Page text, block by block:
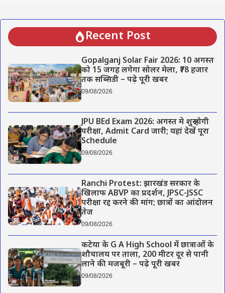
Recent Post
Gopalganj Solar Fair 2026: 10 अगस्त
को 15 जगह लगेगा सोलर मेला, ₹78 हजार
तक सब्सिडी – पढ़े पूरी खबर
09/08/2026
JPU BEd Exam 2026: अगस्त मे शुरू होगी
परीक्षा, Admit Card जारी; यहां देखें पूरा
Schedule
09/08/2026
Ranchi Protest: झारखंड सरकार के
खिलाफ ABVP का प्रदर्शन, JPSC-JSSC
परीक्षा रद्द करने की मांग; छात्रों का आंदोलन
तेज
09/08/2026
कटेया के G A High School में छात्राओं के
शौचालय पर ताला, 200 मीटर दूर से पानी
लाने की मजबूरी – पढ़े पूरी खबर
09/08/2026